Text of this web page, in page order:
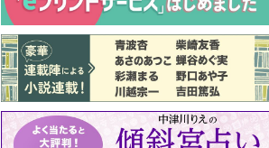
バックナンバー
注目トピ
義実家について、義弟が私へ怒りのLINE